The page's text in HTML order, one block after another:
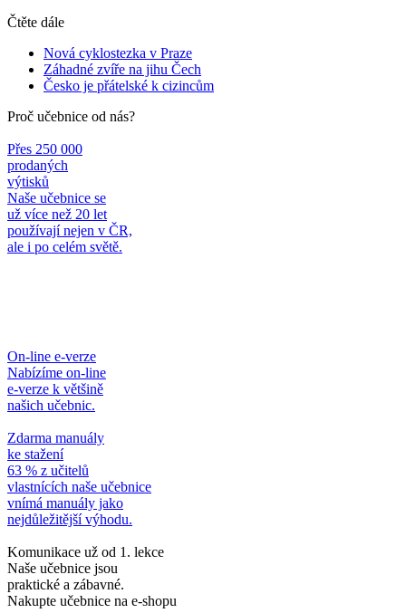
Čtěte dále
Nová cyklostezka v Praze
Záhadné zvíře na jihu Čech
Česko je přátelské k cizincům
Proč učebnice od nás?
Přes 250 000
prodaných
výtisků
Naše učebnice se
už více než 20 let
používají nejen v ČR,
ale i po celém světě.
On-line e-verze
Nabízíme on-line
e-verze k většině
našich učebnic.
Zdarma manuály
ke stažení
63 % z učitelů
vlastnících naše učebnice
vnímá manuály jako
nejdůležitější výhodu.
Komunikace už od 1. lekce
Naše učebnice jsou
praktické a zábavné.
Nakupte učebnice na e-shopu